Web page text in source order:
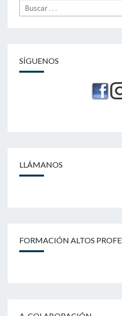
Buscar
por:
SÍGUENOS
LLÁMANOS
FORMACIÓN ALTOS